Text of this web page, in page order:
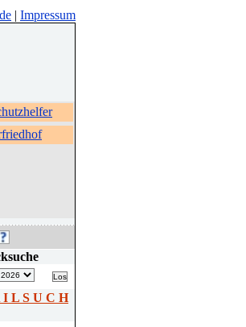
| Impressum
I L S U C H